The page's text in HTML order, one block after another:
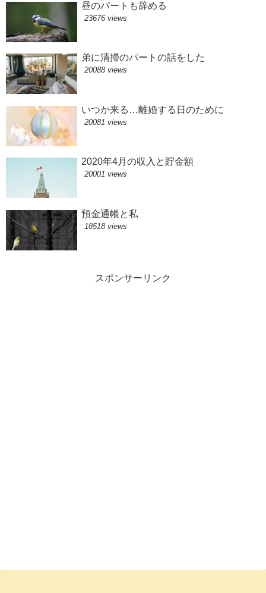
昼のパートも辞める
23676 views
弟に清掃のパートの話をした
20088 views
いつか来る…離婚する日のために
20081 views
2020年4月の収入と貯金額
20001 views
預金通帳と私
18518 views
スポンサーリンク